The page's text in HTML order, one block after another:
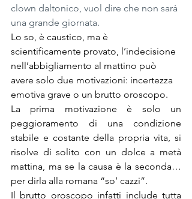
clown daltonico, vuol dire che non sarà
una grande giornata.
Lo so, è caustico, ma è
scientificamente provato, l’indecisione
nell’abbigliamento al mattino può
avere solo due motivazioni: incertezza
emotiva grave o un brutto oroscopo.
La prima motivazione è solo un
peggioramento di una condizione
stabile e costante della propria vita, si
risolve di solito con un dolce a metà
mattina, ma se la causa è la seconda…
per dirla alla romana “so’ cazzi”.
Il brutto oroscopo infatti include tutta